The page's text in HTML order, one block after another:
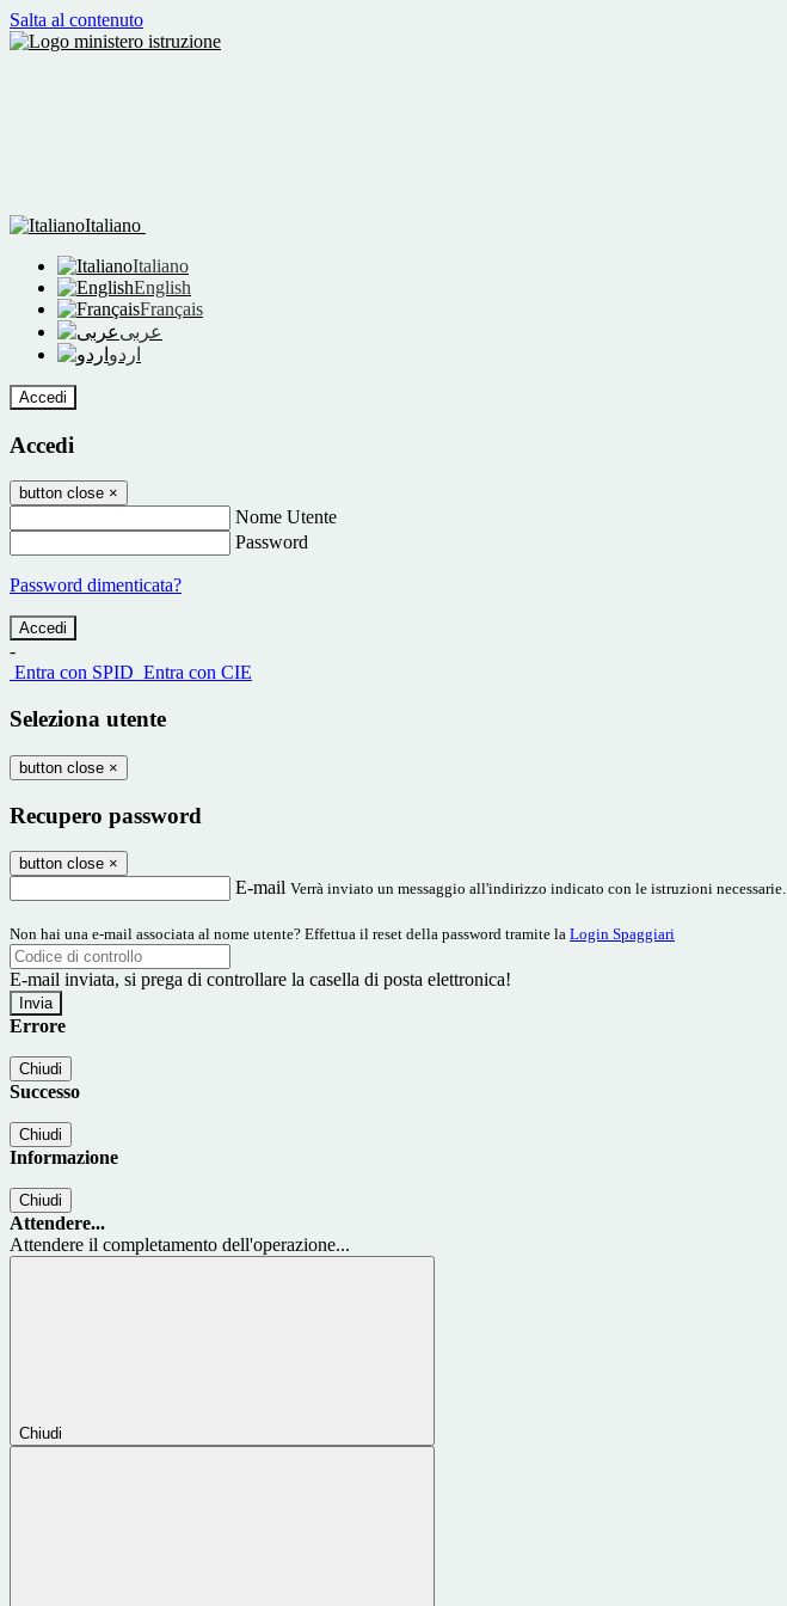
Salta al contenuto
Italiano
Italiano
English
Français
عربى
اردو
Accedi
Accedi
button close ×
Nome Utente
Password
Password dimenticata?
-
Entra con SPID Entra con CIE
Seleziona utente
button close ×
Recupero password
button close ×
E-mail Verrà inviato un messaggio all'indirizzo indicato con le istruzioni necessarie.
Non hai una e-mail associata al nome utente? Effettua il reset della password tramite la Login Spaggiari
E-mail inviata, si prega di controllare la casella di posta elettronica!
Errore
Chiudi
Successo
Chiudi
Informazione
Chiudi
Attendere...
Attendere il completamento dell'operazione...
Chiudi